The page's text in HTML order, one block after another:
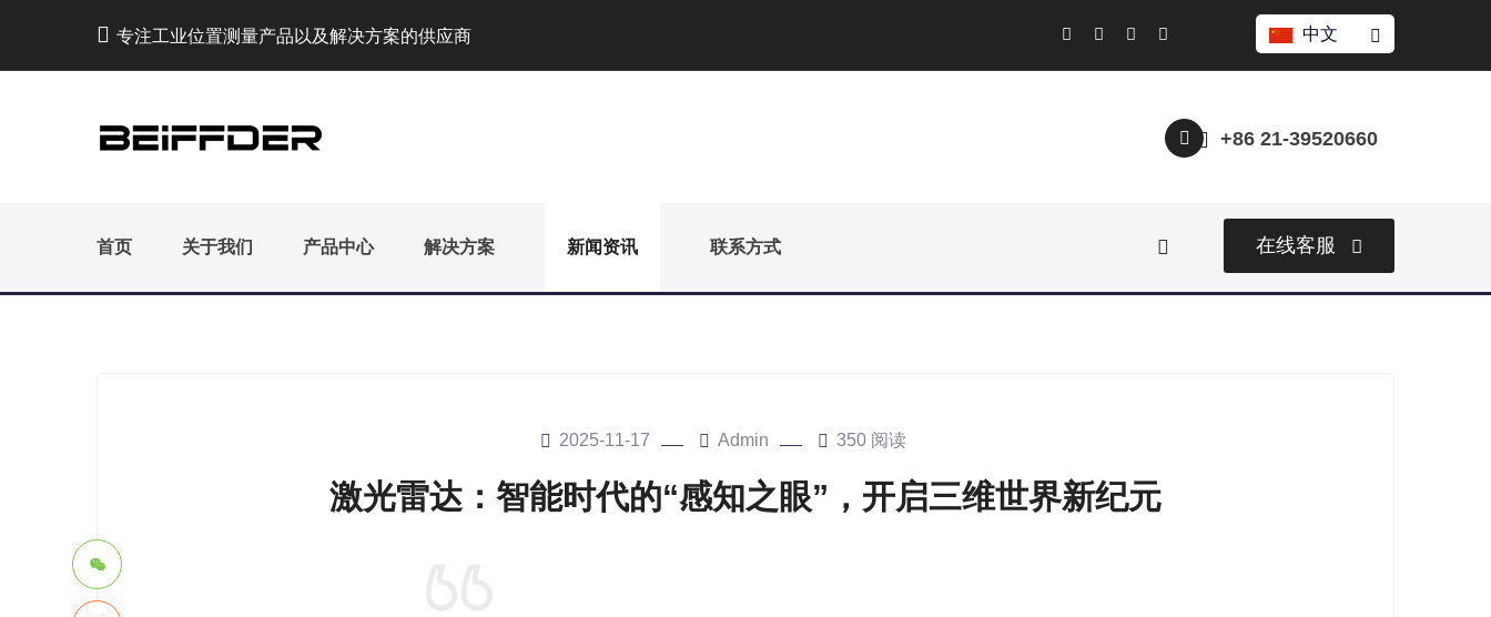
专注工业位置测量产品以及解决方案的供应商 中文
+86 21-39520660
首页 关于我们 产品中心 解决方案 新闻资讯 联系方式 在线客服
2025-11-17 Admin 350 阅读
激光雷达：智能时代的“感知之眼”，开启三维世界新纪元